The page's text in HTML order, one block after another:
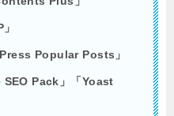
Popular Posts」
Pack」「Yoast